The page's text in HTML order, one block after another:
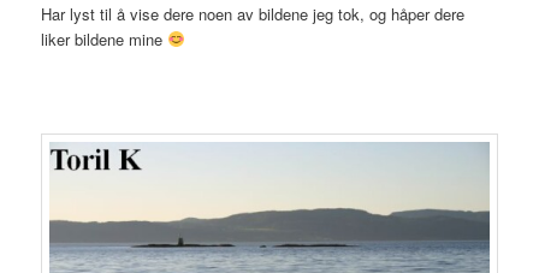
Har lyst til å vise dere noen av bildene jeg tok, og håper dere
liker bildene mine